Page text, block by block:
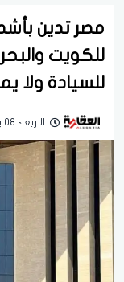
مصر تدين
للكويت
للسيادة ولا
الاربعاء 08 يوليو 2026 | 10:26 صباحاً